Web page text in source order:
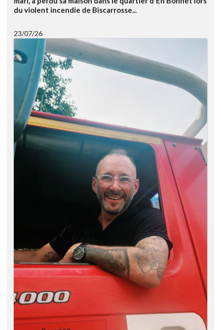
du violent incendie de Biscarrosse...
23/07/26